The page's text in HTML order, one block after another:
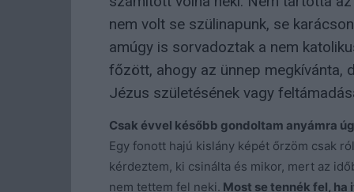
nem volt se szülinapunk, se
amúgy is sorvadoztak a nem
főzött, ahogy az ünnep megkívánta,
Jézus születésének vagy
Csak évvel később gondoltam anyámra
Egy fonott hajú kislány képét őrzöm csak
kérdeztem, ki csinálta és mikor, mert az
nem tettem fel neki. Most se tennék fel,